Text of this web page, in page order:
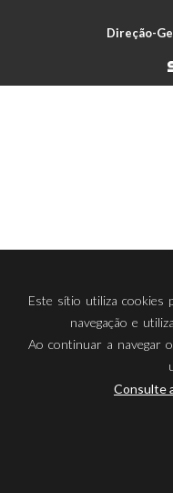
Direção-
Este sítio utiliza cookies
navegação e
Ao continuar a navegar
Consulte